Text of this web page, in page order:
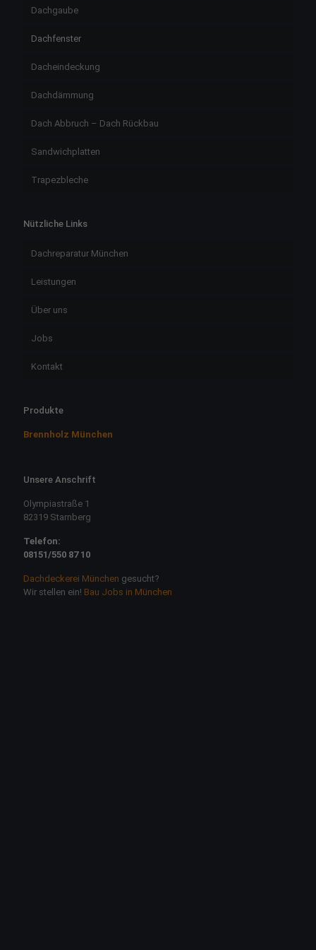
Dachgaube
Dachfenster
Dacheindeckung
Dachdämmung
Dach Abbruch – Dach Rückbau
Sandwichplatten
Trapezbleche
Nützliche Links
Dachreparatur München
Leistungen
Über uns
Jobs
Kontakt
Produkte
Brennholz München
Unsere Anschrift
Olympiastraße 1
82319 Starnberg
Telefon:
08151/550 87 10
Dachdeckerei München gesucht?
Wir stellen ein! Bau Jobs in München